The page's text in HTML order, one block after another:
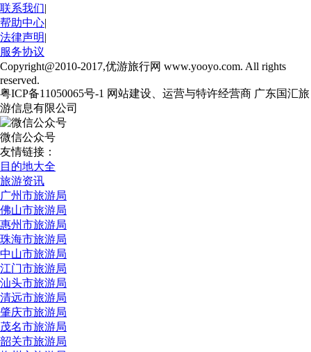
联系我们|
帮助中心|
法律声明|
服务协议
Copyright@2010-2017,优游旅行网 www.yooyo.com. All rights
reserved.
粤ICP备11050065号-1 网站建设、运营与特许经营商 广东国汇旅
游信息有限公司
微信公众号
友情链接：
目的地大全
旅游资讯
广州市旅游局
佛山市旅游局
惠州市旅游局
珠海市旅游局
中山市旅游局
江门市旅游局
汕头市旅游局
清远市旅游局
肇庆市旅游局
茂名市旅游局
韶关市旅游局